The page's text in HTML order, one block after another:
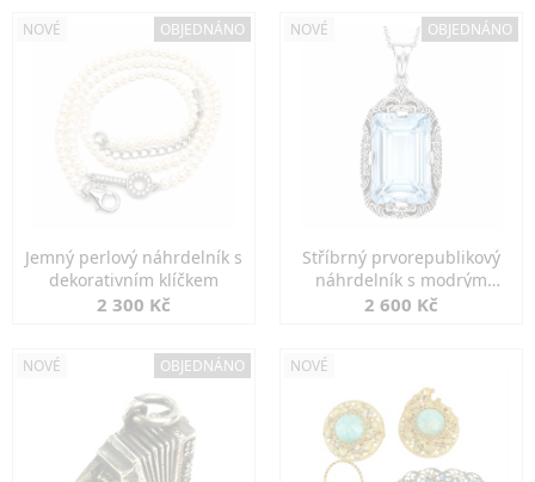
NOVÉ OBJEDNÁNO
Jemný perlový náhrdelník s
dekorativním klíčkem
2 300 Kč
NOVÉ OBJEDNÁNO
Stříbrný prvorepublikový
náhrdelník s modrým
spinelem
2 600 Kč
NOVÉ OBJEDNÁNO NOVÉ